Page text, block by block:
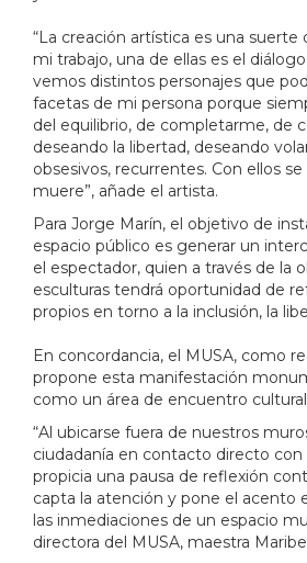
“La creación artística es una suerte
mi trabajo, una de ellas es el
vemos distintos personajes que
facetas de mi persona porque
del equilibrio, de completarme, de
deseando la libertad, deseando
obsesivos, recurrentes. Con ellos
muere”, añade el artista.
Para Jorge Marín, el objetivo de
espacio público es generar un
el espectador, quien a través de la
esculturas tendrá oportunidad de
propios en torno a la inclusión, la
En concordancia, el MUSA, como
propone esta manifestación
como un área de encuentro
“Al ubicarse fuera de nuestros
ciudadanía en contacto directo con
propicia una pausa de reflexión
capta la atención y pone el acento
las inmediaciones de un espacio
directora del MUSA, maestra